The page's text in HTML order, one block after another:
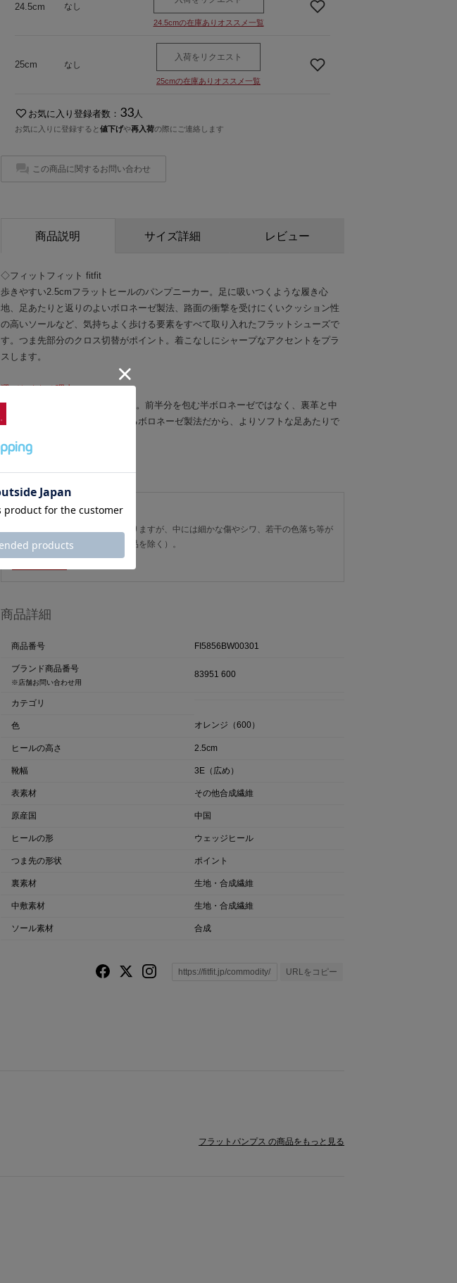
24.5cm なし
24.5cmの在庫ありオススメ一覧
25cm なし
入荷をリクエスト
25cmの在庫ありオススメ一覧
お気に入り登録者数： 33 人
お気に入りに登録すると値下げや再入荷の際にご連絡します
この商品に関するお問い合わせ
商品説明 サイズ詳細 レビュー
◇フィットフィット fitfit
歩きやすい2.5cmフラットヒールのパンプニーカー。足に吸いつくような履き心
地、足あたりと返りのよいボロネーゼ製法、路面の衝撃を受けにくいクッション性
の高いソールなど、気持ちよく歩ける要素をすべて取り入れたフラットシューズで
す。つま先部分のクロス切替がポイント。着こなしにシャープなアクセントをプラ
スします。
選びたくなる理由
低すぎず歩きやすい2.5cmヒール。前半分を包む半ボロネーゼではなく、裏革と中
底をぐるりと袋状に縫い合わせるボロネーゼ製法だから、よりソフトな足あたりで
#外反母趾にもやさしい靴
こちらはアウトレット品です。
主にはシーズン落ちの新品になりますが、中には細かな傷やシワ、若干の色落ち等が
ある場合がございます（訳あり品を除く）。
商品詳細
商品番号 FI5856BW00301
ブランド商品番号
※店舗お問い合わせ用
83951 600
カテゴリ
色 オレンジ（600）
ヒールの高さ 2.5cm
靴幅 3E（広め）
表素材 その他合成繊維
原産国 中国
ヒールの形 ウェッジヒール
つま先の形状 ポイント
裏素材 生地・合成繊維
中敷素材 生地・合成繊維
ソール素材 合成
URLをコピー
フラットパンプス の商品をもっと見る